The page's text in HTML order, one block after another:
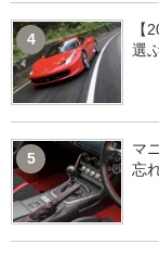
4
【
選
5
マ
忘